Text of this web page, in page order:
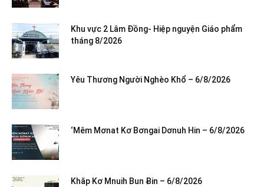
Khu vực 2 Lâm Đồng- Hiệp nguyện Giáo phẩm
tháng 8/2026
Yêu Thương Người Nghèo Khổ – 6/8/2026
‘Mêm Mơnat Kơ Bơngai Dơnuh Hin – 6/8/2026
Khăp Kơ Mnuih Bun Ƀin – 6/8/2026